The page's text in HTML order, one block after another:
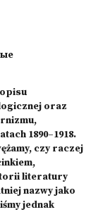
oraz
1890–1918.
czy raczej
literatury
nazwy jako
jednak